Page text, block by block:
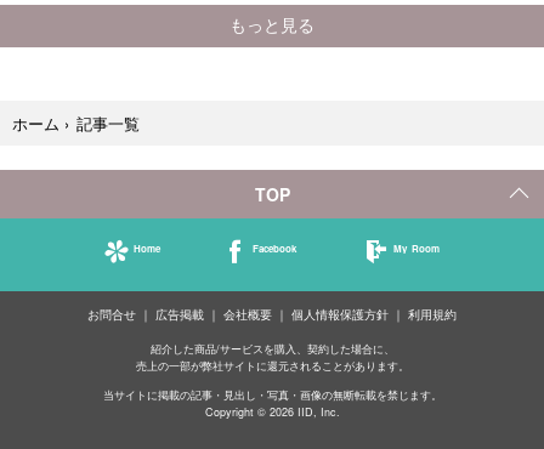
ホーム › 記事一覧
TOP
Home Facebook My Room
お問合せ 広告掲載 会社概要 個人情報保護方針 利用規約
紹介した商品/サービスを購入、契約した場合に、
売上の一部が弊社サイトに還元されることがあります。
当サイトに掲載の記事・見出し・写真・画像の無断転載を禁じます。
Copyright © 2026 IID, Inc.